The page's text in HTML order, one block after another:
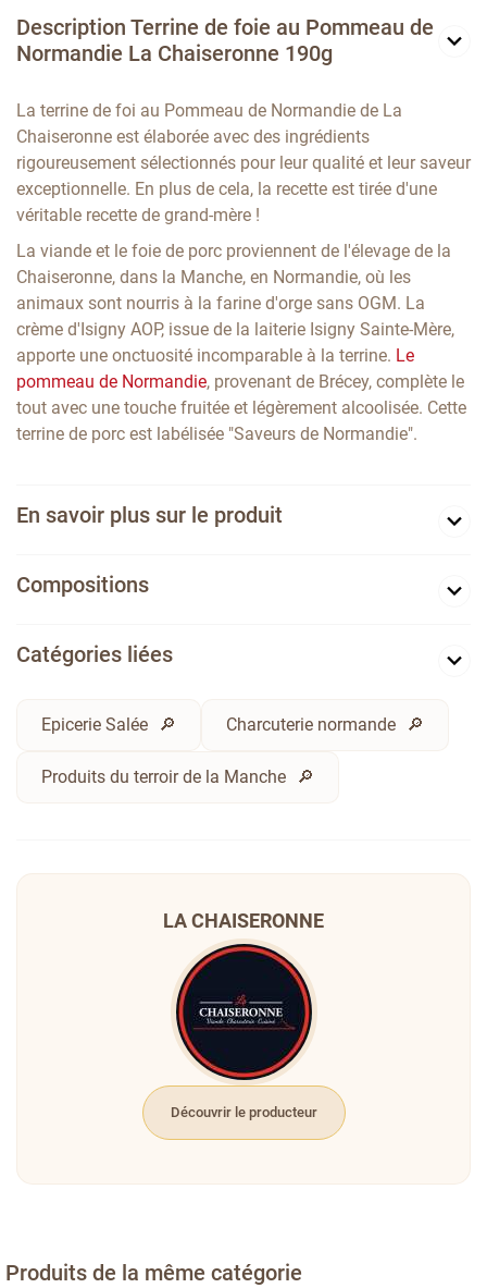
Description Terrine de foie au Pommeau de
Normandie La Chaiseronne 190g
La terrine de foi au Pommeau de Normandie de La
Chaiseronne est élaborée avec des ingrédients
rigoureusement sélectionnés pour leur qualité et leur saveur
exceptionnelle. En plus de cela, la recette est tirée d'une
véritable recette de grand-mère !
La viande et le foie de porc proviennent de l'élevage de la
Chaiseronne, dans la Manche, en Normandie, où les
animaux sont nourris à la farine d'orge sans OGM. La
crème d'Isigny AOP, issue de la laiterie Isigny Sainte-Mère,
apporte une onctuosité incomparable à la terrine. Le
pommeau de Normandie, provenant de Brécey, complète le
tout avec une touche fruitée et légèrement alcoolisée. Cette
terrine de porc est labélisée "Saveurs de Normandie".
En savoir plus sur le produit
Compositions
Catégories liées
Epicerie Salée Charcuterie normande
Produits du terroir de la Manche
LA CHAISERONNE
Découvrir le producteur
Produits de la même catégorie